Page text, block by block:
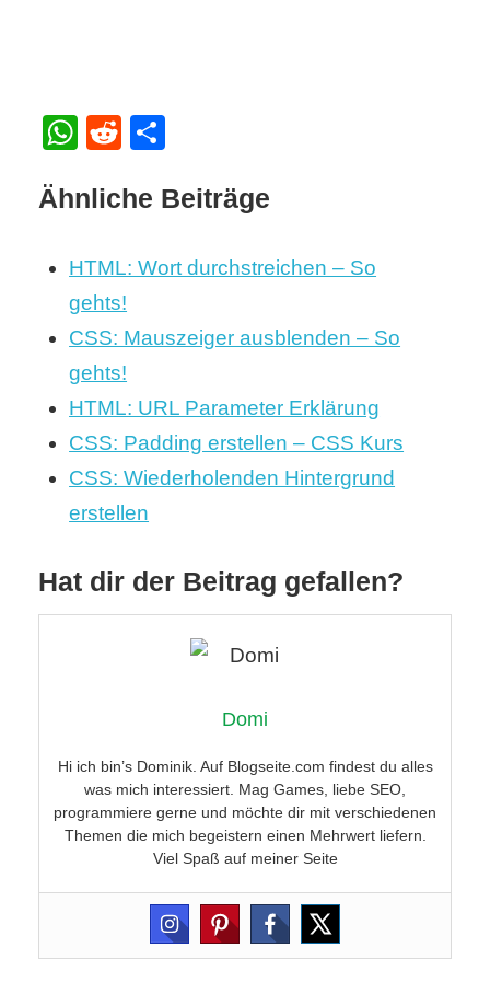
WhatsApp
Reddit
Ähnliche Beiträge
HTML: Wort durchstreichen – So
gehts!
CSS: Mauszeiger ausblenden – So
gehts!
HTML: URL Parameter Erklärung
CSS: Padding erstellen – CSS Kurs
CSS: Wiederholenden Hintergrund
erstellen
Hat dir der Beitrag gefallen?
Domi
Hi ich bin’s Dominik. Auf Blogseite.com findest du alles
was mich interessiert. Mag Games, liebe SEO,
programmiere gerne und möchte dir mit verschiedenen
Themen die mich begeistern einen Mehrwert liefern.
Viel Spaß auf meiner Seite